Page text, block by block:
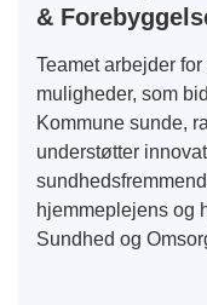
&
Teamet arbejder
muligheder, som
Kommune sunde,
understøtter
hjemmeplejens og
Sundhed og